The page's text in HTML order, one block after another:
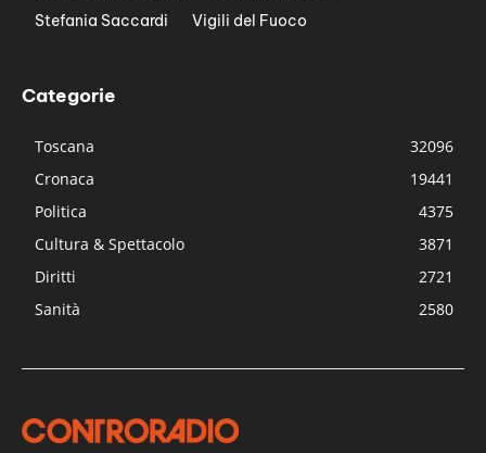
Stefania Saccardi
Vigili del Fuoco
Categorie
Toscana
32096
Cronaca
19441
Politica
4375
Cultura & Spettacolo
3871
Diritti
2721
Sanità
2580